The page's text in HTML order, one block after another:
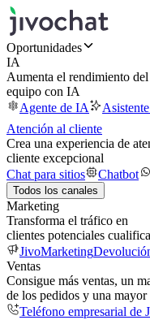
Oportunidades
IA
Aumenta el rendimiento del
equipo con IA
Agente de IA
Atención al cliente
Crea una experiencia de
cliente excepcional
Chat para sitios
Chatbot
Todos los canales
Marketing
Transforma el tráfico en
clientes potenciales
JivoMarketing
Ventas
Consigue más ventas, un
de los pedidos y una mayor
Teléfono empresarial de